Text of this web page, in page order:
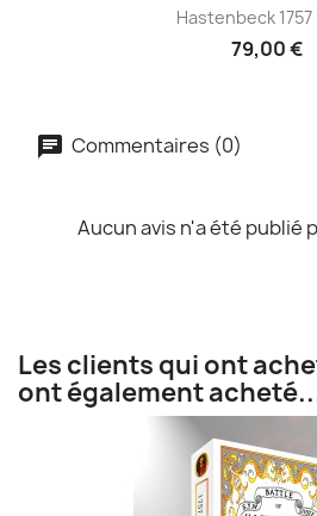
Hastenbeck
79,00 €
Commentaires (0)
Aucun avis n'a été publié
Les clients qui ont
ont également